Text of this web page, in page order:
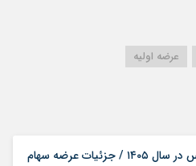
عرضه اولیه
هشتمین عرضه اولیه فرابورس در سال ۱۴۰۵ / جزئیات عرضه سهام